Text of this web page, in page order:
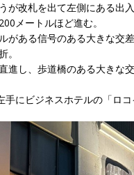
が改札を出て左側にある出
メートルほど進む。
がある信号のある大きな交
。
進し、歩道橋のある大きな
にビジネスホテルの「ロ